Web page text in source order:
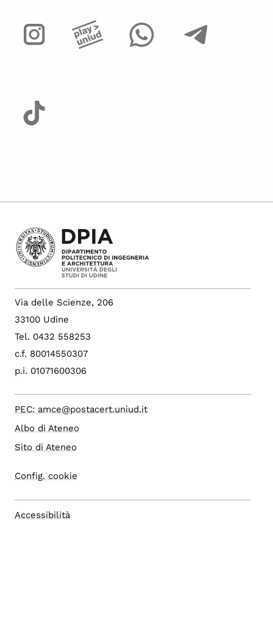
Via delle Scienze, 206
33100 Udine
Tel. 0432 558253
c.f. 80014550307
p.i. 01071600306
PEC: amce@postacert.uniud.it
Albo di Ateneo
Sito di Ateneo
Config. cookie
Accessibilità